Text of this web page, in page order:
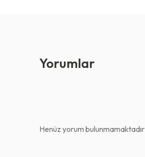
Yorumlar
Henüz yorum bulunmamaktadır